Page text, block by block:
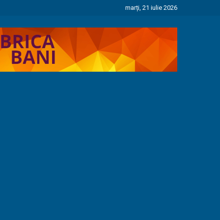
marți, 21 iulie 2026